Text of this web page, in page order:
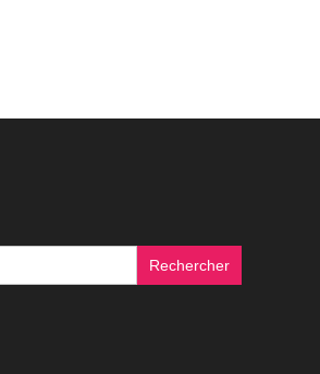
Rechercher :